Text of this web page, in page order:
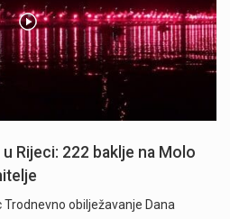
Rijeci: 222 baklje na Molo
obilježavanje Dana